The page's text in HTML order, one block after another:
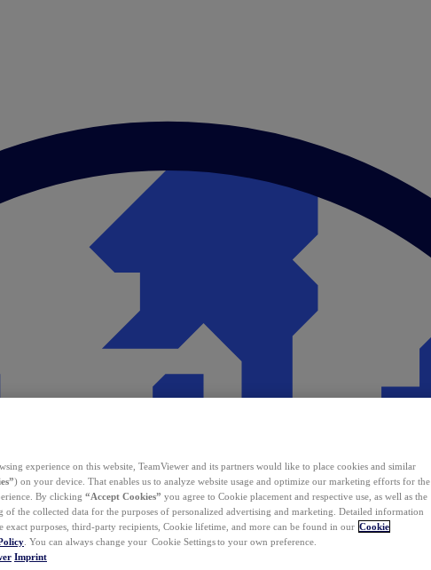
experience on this website, TeamViewer and its partners would like to place cookies and similar
) on your device. That enables us to analyze website usage and optimize our marketing efforts for the
By clicking “Accept Cookies” you agree to Cookie placement and respective use, as well as the
of the collected data for the purposes of personalized advertising and marketing. Detailed information
exact purposes, third-party recipients, Cookie lifetime, and more can be found in our Cookie
. You can always change your Cookie Settings to your own preference.
Imprint